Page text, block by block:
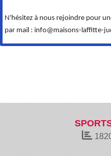
N'hésitez à nous rejoindre pour
par mail : info@maisons-laffitte-